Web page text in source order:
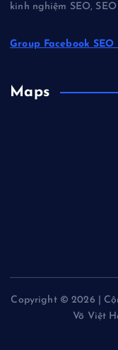
kinh nghiệm SEO,
Group Facebook SEO
Maps
Copyright © 2026 |
Võ Việt